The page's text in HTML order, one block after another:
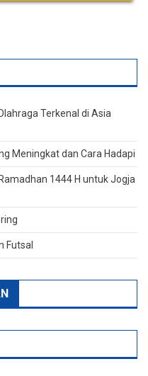
Terkenal di Asia
Meningkat dan Cara Hadapi
1444 H untuk Jogja
Futsal